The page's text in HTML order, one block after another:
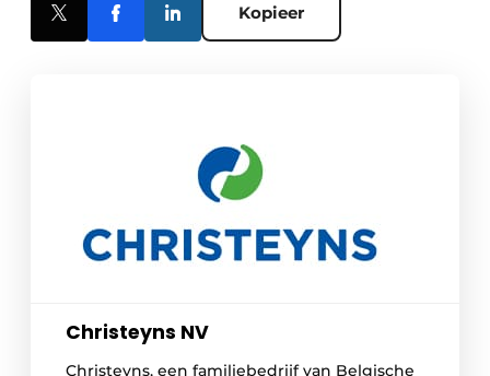
Kopieer
Christeyns NV
Christeyns, een familiebedrijf van Belgische